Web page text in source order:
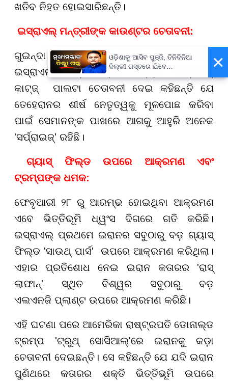
ଖତିବ ନିହତ ହୋଇସାରିଛନ୍ତି।
ଇସ୍ରାଏଲ୍ ମନ୍ତ୍ରୀଙ୍କ କାଉଣ୍ଟର ଚେତାବନୀ:
ଗୁଇନ୍ଦା ମନ୍ତ୍ରୀଙ୍କୁ ହତ୍ୟା କରିବା ପରେ
ଇସ୍ରାଏଲର ପ୍ରତିରକ୍ଷା ମନ୍ତ୍ରୀ ଇସ୍ରାଏଲ୍
କାଟ୍ଜ୍ ପାଲଟା ଚେତାବନୀ ଦେଇ କହିଛନ୍ତି ଯେ
ତେହେରାନର ଶୀର୍ଷ ନେତୃତ୍ୱକୁ ମୂଳପୋଛ କରିବା
ପାଇଁ ସେମାନଙ୍କ ପାଖରେ ଆଗକୁ ଆହୁରି ଅନେକ
'ସର୍ପ୍ରାଇଜ୍' ରହିଛି।
ଗ୍ୟାସ୍ ଫିଲ୍ଡ ଉପରେ ଆକ୍ରମଣ ଏବଂ
ଟ୍ରମ୍ପଙ୍କ ଧମକ:
ଫେବୃଆରୀ ୨୮ ରୁ ଆରମ୍ଭ ହୋଇଥିବା ଆକ୍ରମଣ
ଏବେ ଭିତ୍ତିଭୂମି ଧ୍ୱଂସ ଦିଗରେ ଗତି କରିଛି।
ଇସ୍ରାଏଲ୍ ପ୍ରଥମେ ଇରାନର ସବୁଠାରୁ ବଡ଼ ଗ୍ୟାସ୍
ଫିଲ୍ଡ 'ସାଉଥ୍ ପାର୍ସ' ଉପରେ ଆକ୍ରମଣ କରିଥିଲା।
ଏହାର ପ୍ରତିଶୋଧ ନେଇ ଇରାନ କତାରର 'ରାସ୍
ଲାଫାନ୍' ସ୍ଥିତ ବିଶ୍ୱର ସବୁଠାରୁ ବଡ଼
ଏଲଏନଜି ପ୍ଲାଣ୍ଟ ଉପରେ ଆକ୍ରମଣ କରିଛି।
ଏହି ଘଟଣା ପରେ ଆମେରିକା ରାଷ୍ଟ୍ରପତି ଡୋନାଲ୍ଡ
ଟ୍ରମ୍ପ 'ଟ୍ରୁଥ୍ ସୋସିଆଲ୍'ରେ ଇରାନକୁ କଡ଼ା
ଚେତାବନୀ ଦେଇଛନ୍ତି। ସେ କହିଛନ୍ତି ଯେ ଯଦି ଇରାନ
ପୁଣିଥରେ କତାରର ଶକ୍ତି ଭିତ୍ତିଭୂମି ଉପରେ
×
ଓଡ଼ିଶାକୁ ଆସିବ ପୁଞ୍ଜି, ତିନିଦିନିଆ
ଦିଲ୍ଲୀ ଗସ୍ତରେ ଯିବେ